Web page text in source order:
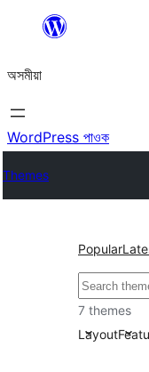
বিষয়বস্তুলৈ
যাওক
অসমীয়া
WordPress পাওক
Themes
Popular
সন্ধান
কৰক
7 themes
Layout